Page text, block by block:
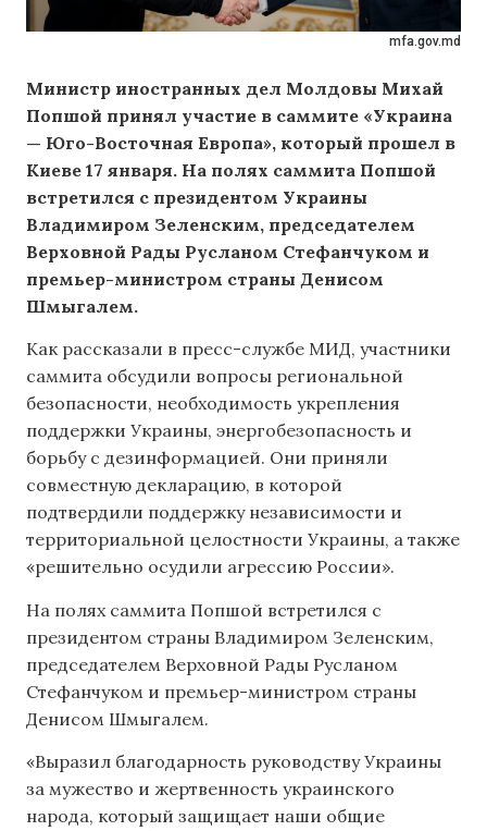
mfa.gov.md
Министр иностранных дел Молдовы Михай
Попшой принял участие в саммите «Украина
— Юго-Восточная Европа», который прошел в
Киеве 17 января. На полях саммита Попшой
встретился с президентом Украины
Владимиром Зеленским, председателем
Верховной Рады Русланом Стефанчуком и
премьер-министром страны Денисом
Шмыгалем.
Как рассказали в пресс-службе МИД, участники
саммита обсудили вопросы региональной
безопасности, необходимость укрепления
поддержки Украины, энергобезопасность и
борьбу с дезинформацией. Они приняли
совместную декларацию, в которой
подтвердили поддержку независимости и
территориальной целостности Украины, а также
«решительно осудили агрессию России».
На полях саммита Попшой встретился с
президентом страны Владимиром Зеленским,
председателем Верховной Рады Русланом
Стефанчуком и премьер-министром страны
Денисом Шмыгалем.
«Выразил благодарность руководству Украины
за мужество и жертвенность украинского
народа, который защищает наши общие